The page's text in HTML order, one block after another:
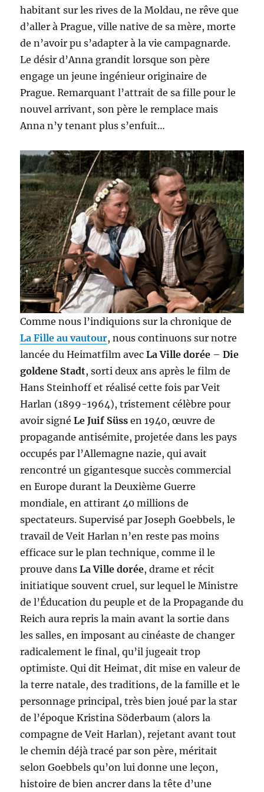
habitant sur les rives de la Moldau, ne rêve que
d’aller à Prague, ville native de sa mère, morte
de n’avoir pu s’adapter à la vie campagnarde.
Le désir d’Anna grandit lorsque son père
engage un jeune ingénieur originaire de
Prague. Remarquant l’attrait de sa fille pour le
nouvel arrivant, son père le remplace mais
Anna n’y tenant plus s’enfuit…
Comme nous l’indiquions sur la chronique de
La Fille au vautour, nous continuons sur notre
lancée du Heimatfilm avecLa Ville dorée –Die
goldene Stadt, sorti deux ans après le film de
Hans Steinhoff et réalisé cette fois par Veit
Harlan (1899-1964), tristement célèbre pour
avoir signéLe Juif Süssen 1940, œuvre de
propagande antisémite, projetée dans les pays
occupés par l’Allemagne nazie, qui avait
rencontré un gigantesque succès commercial
en Europe durant la Deuxième Guerre
mondiale, en attirant 40 millions de
spectateurs. Supervisé par Joseph Goebbels, le
travail de Veit Harlan n’en reste pas moins
efficace sur le plan technique, comme il le
prouve dansLa Ville dorée, drame et récit
initiatique souvent cruel, sur lequel le Ministre
de l’Éducation du peuple et de la Propagande du
Reich aura repris la main avant la sortie dans
les salles, en imposant au cinéaste de changer
radicalement le final, qu’il jugeait trop
optimiste. Qui dit Heimat, dit mise en valeur de
la terre natale, des traditions, de la famille et le
personnage principal, très bien joué par la star
de l’époque Kristina Söderbaum (alors la
compagne de Veit Harlan), rejetant avant tout
le chemin déjà tracé par son père, méritait
selon Goebbels qu’on lui donne une leçon,
histoire de bien ancrer dans la tête d’une